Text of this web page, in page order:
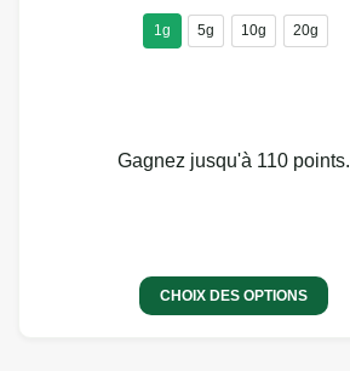
1g 5g 10g 20g
Gagnez jusqu'à 110 points.
CHOIX DES OPTIONS